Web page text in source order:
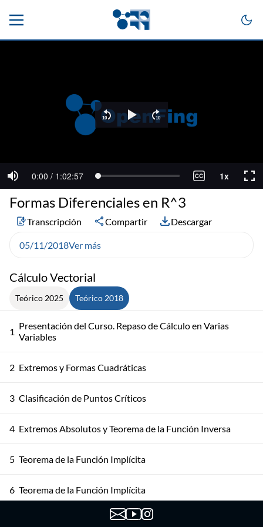
Cálculo Vectorial
Teórico 2025 Teórico 2018
1 Presentación del Curso. Repaso de Cálculo en Varias
Variables
2 Extremos y Formas Cuadráticas
3 Clasificación de Puntos Críticos
4 Extremos Absolutos y Teorema de la Función Inversa
5 Teorema de la Función Implícita
6 Teorema de la Función Implícita
Extremos Condicionados y Multiplicadores de Lagrange
Formas Diferenciales en R^3
Transcripción Compartir Descargar
05/11/2018Ver más